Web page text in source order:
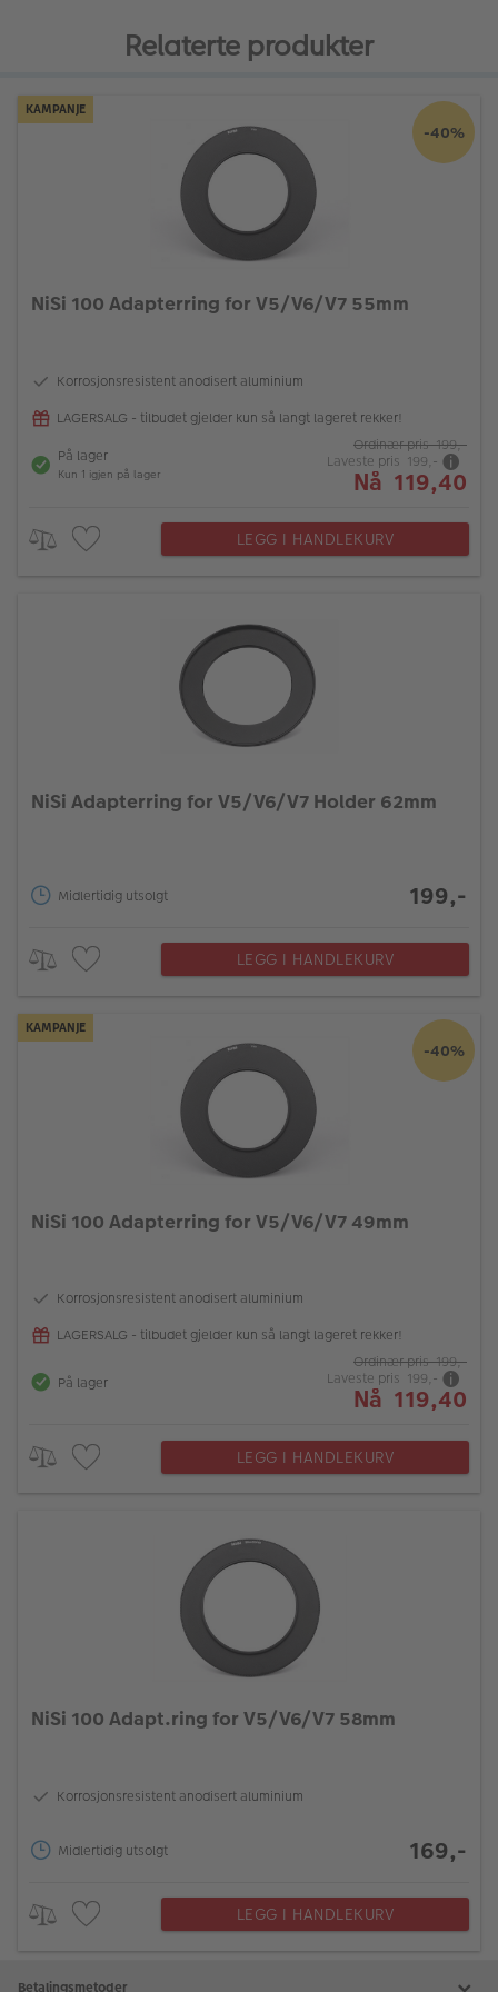
Relaterte produkter
KAMPANJE
-40%
NiSi 100 Adapterring for V5/V6/V7 55mm
Korrosjonsresistent anodisert aluminium
LAGERSALG - tilbudet gjelder kun så langt lageret rekker!
På lager
Kun 1 igjen på lager
Ordinær pris 199,-
Laveste pris 199,-
Nå 119,40
LEGG I HANDLEKURV
NiSi Adapterring for V5/V6/V7 Holder 62mm
Midlertidig utsolgt 199,-
LEGG I HANDLEKURV
KAMPANJE
-40%
NiSi 100 Adapterring for V5/V6/V7 49mm
Korrosjonsresistent anodisert aluminium
LAGERSALG - tilbudet gjelder kun så langt lageret rekker!
På lager
Ordinær pris 199,-
Laveste pris 199,-
Nå 119,40
LEGG I HANDLEKURV
NiSi 100 Adapt.ring for V5/V6/V7 58mm
Korrosjonsresistent anodisert aluminium
Midlertidig utsolgt 169,-
LEGG I HANDLEKURV
Betalingsmetoder